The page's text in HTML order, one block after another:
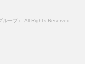
ループ） All Rights Reserved